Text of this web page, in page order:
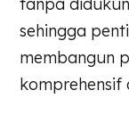
sehingga
membangun
komprehensif